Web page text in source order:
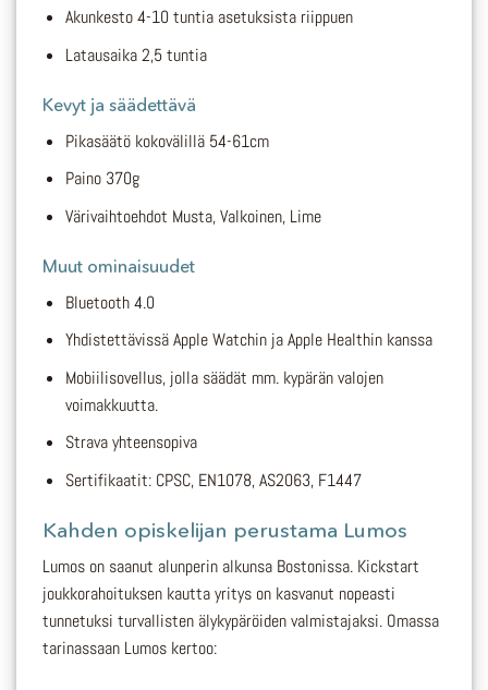
Akunkesto 4-10 tuntia asetuksista riippuen
Latausaika 2,5 tuntia
Kevyt ja säädettävä
Pikasäätö kokovälillä 54-61cm
Paino 370g
Värivaihtoehdot Musta, Valkoinen, Lime
Muut ominaisuudet
Bluetooth 4.0
Yhdistettävissä Apple Watchin ja Apple Healthin kanssa
Mobiilisovellus, jolla säädät mm. kypärän valojen
voimakkuutta.
Strava yhteensopiva
Sertifikaatit: CPSC, EN1078, AS2063, F1447
Kahden opiskelijan perustama Lumos
Lumos on saanut alunperin alkunsa Bostonissa. Kickstart
joukkorahoituksen kautta yritys on kasvanut nopeasti
tunnetuksi turvallisten älykypäröiden valmistajaksi. Omassa
tarinassaan Lumos kertoo: